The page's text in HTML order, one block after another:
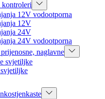
kontroleri
12V vodootporna
12V
24V
24V vodootporna
naglavne
svjetiljke